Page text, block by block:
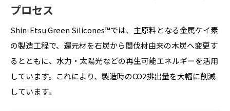
プロセス
Shin-Etsu Green Silicones™では、主原料となる金属ケイ素
の製造工程で、還元材を石炭から間伐材由来の木炭へ変更す
るとともに、水力・太陽光などの再生可能エネルギーを活用
しています。これにより、製造時のCO2排出量を大幅に削減
しています。